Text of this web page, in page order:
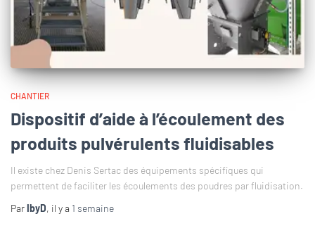
CHANTIER
Dispositif d’aide à l’écoulement des
produits pulvérulents fluidisables
Il existe chez Denis Sertac des équipements spécifiques qui
permettent de faciliter les écoulements des poudres par fluidisation.
ParIbyD, il y a 1 semaine